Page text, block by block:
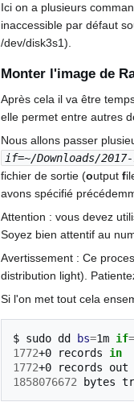
Ici on a plusieurs
inaccessible par défaut
/dev/disk3s1).
Monter l'image de
Après cela il va être
elle permet entre autres
Nous allons passer
if=~/Downloads/
fichier de sortie (output f
avons spécifié
Attention : vous devez
Soyez bien attentif au
Avertissement : Ce
distribution light).
Si l'on met tout cela
$ sudo dd bs=1m if=
1772+0 records
in
1772+0 records
1858076672
bytes